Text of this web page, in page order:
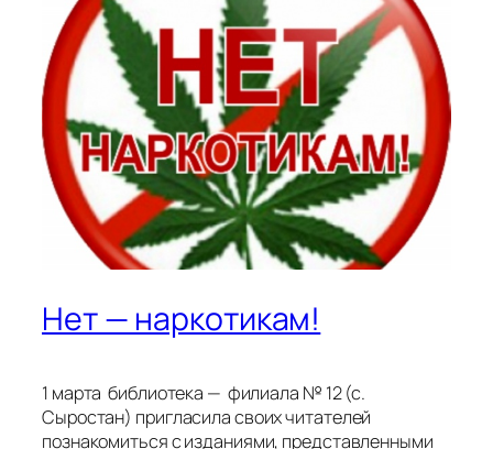
Нет — наркотикам!
1 марта библиотека — филиала № 12 (с.
Сыростан) пригласила своих читателей
познакомиться с изданиями, представленными